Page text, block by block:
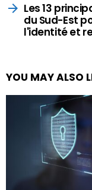
Les 13
du Sud-Est
l'identité et
YOU MAY ALSO